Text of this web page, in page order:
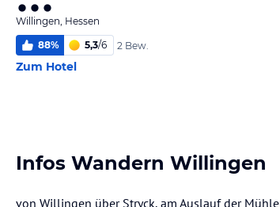
Willingen, Hessen
88% 5,3/6 2 Bew.
Zum Hotel
Infos Wandern Willingen
von Willingen über Stryck, am Auslauf der